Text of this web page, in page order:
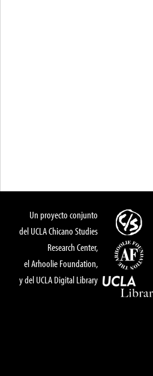
Un proyecto conjunto
del UCLA Chicano Studies
Research Center,
el Arhoolie Foundation,
y del UCLA Digital Library